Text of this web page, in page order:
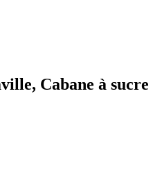
Cabane à sucre